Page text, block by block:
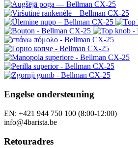
Engelse ondersteuning
EN: +421 944 750 100 (8:00-12:00)
info@4barista.be
Retouradres